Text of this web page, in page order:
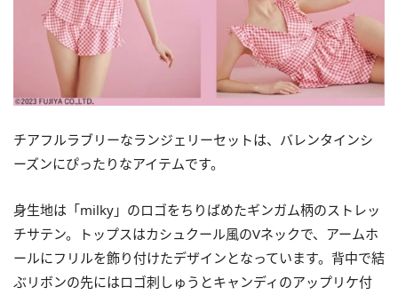
チアフルラブリーなランジェリーセットは、バレンタインシ
ーズンにぴったりなアイテムです。
身生地は「milky」のロゴをちりばめたギンガム柄のストレッ
チサテン。トップスはカシュクール風のVネックで、アームホ
ールにフリルを飾り付けたデザインとなっています。背中で結
ぶリボンの先にはロゴ刺しゅうとキャンディのアップリケ付